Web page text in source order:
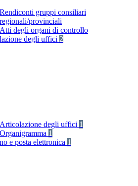
Rendiconti gruppi consiliari
regionali/provinciali
Atti degli organi di controllo
degli uffici 2
Articolazione degli uffici 1
Organigramma 1
e posta elettronica 1